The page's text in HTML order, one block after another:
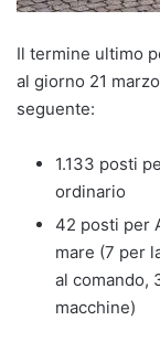
Il termine ultimo
al giorno 21
seguente:
1.133 posti
ordinario
42 posti per
mare (7 per
al comando,
macchine)